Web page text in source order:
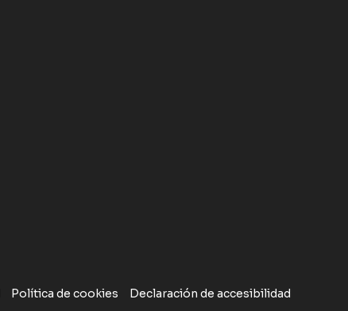
Política de cookies Declaración de accesibilidad